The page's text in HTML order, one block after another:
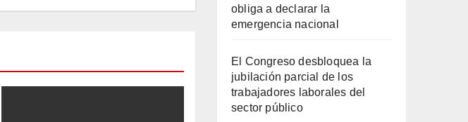
obliga a declarar la
emergencia nacional
El Congreso desbloquea la
jubilación parcial de los
trabajadores laborales del
sector público